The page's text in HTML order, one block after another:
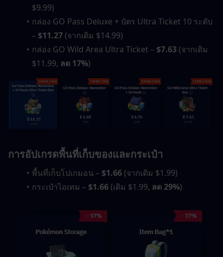
$9.99)
กล่อง GO Pass Deluxe + บัตร Ultra Ticket 10 ระดับ
– $11.27 (จากเดิม $14.99)
กล่อง GO Wild Area Ultra Ticket – $7.63 (จากเดิม
$11.99, ลด 17%)
การอัปเกรดพื้นที่เก็บของและกระเป๋า
พื้นที่เก็บโปเกมอน – $1.66 (จากเดิม $1.99)
กระเป๋าไอเทม – $1.66 (เดิม $1.99, ลด 29%)